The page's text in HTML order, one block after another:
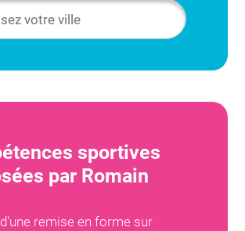
sportives
par Romain
remise en forme sur